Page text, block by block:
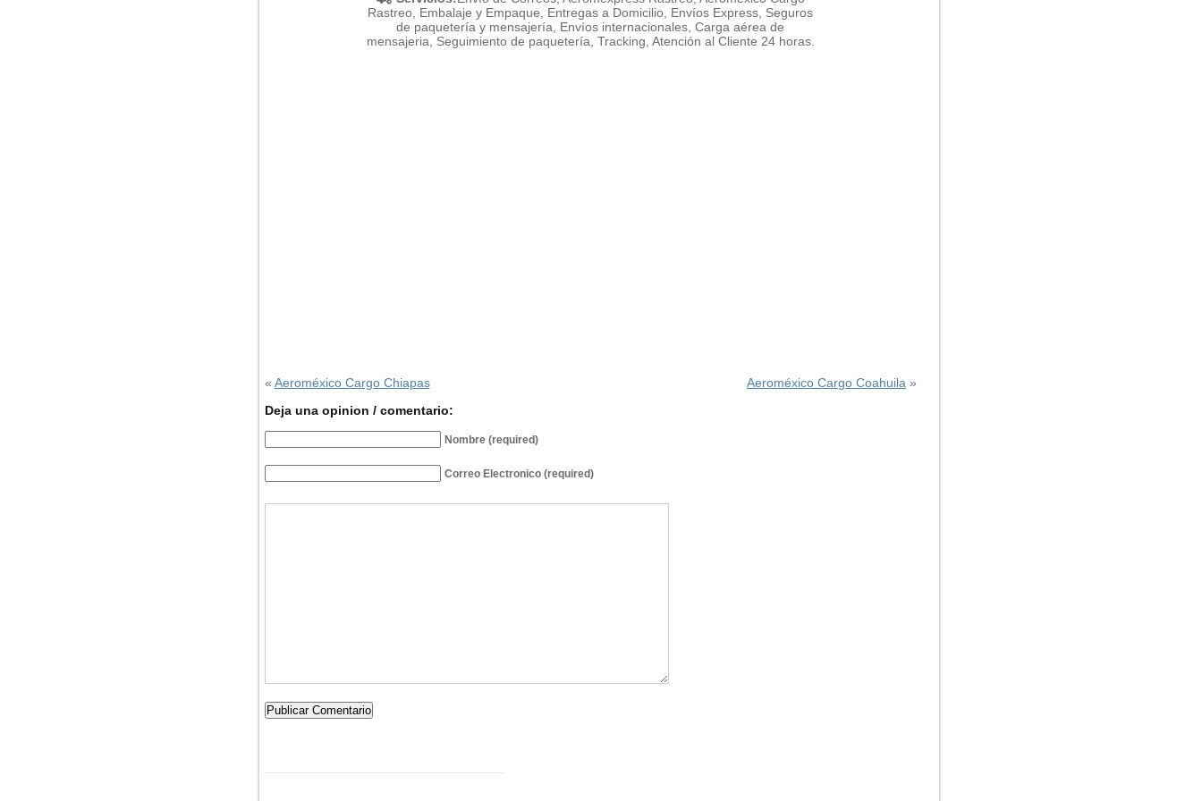
Rastreo, Embalaje y Empaque, Entregas a Domicilio, Envíos Express, Seguros
de paquetería y mensajería, Envíos internacionales, Carga aérea de
mensajeria, Seguimiento de paquetería, Tracking, Atención al Cliente 24 horas.
« Aeroméxico Cargo Chiapas Aeroméxico Cargo Coahuila »
Deja una opinion / comentario:
Nombre (required)
Correo Electronico (required)